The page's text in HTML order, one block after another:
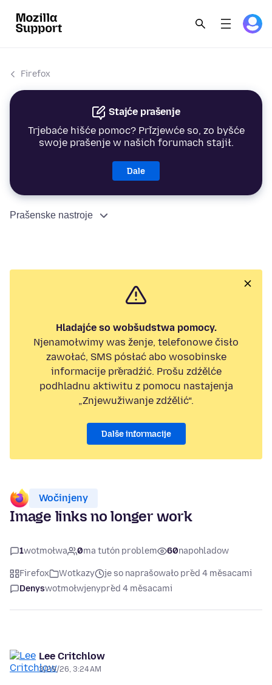
Firefox
Stajće prašenje
Trjebaće hišće pomoc? Přizjewće so, zo byšće
swoje prašenje w našich forumach stajił.
Dale
Prašenske nastroje
Hladajće so wobšudstwa pomocy.
Njenamołwimy was ženje, telefonowe čisło
zawołać, SMS pósłać abo wosobinske
informacije přeradźić. Prošu zdźělće
podhladnu aktiwitu z pomocu nastajenja
„Znjewužiwanje zdźělić“.
Dalše informacije
Wočinjeny
Image links no longer work
1wotmołwa 0ma tutón problem 60napohladow
Firefox Wotkazy
je so naprašowało před 4 měsacami
Denyswotmołwjenypřed 4 měsacami
Lee Critchlow
3/29/26, 3:24 AM